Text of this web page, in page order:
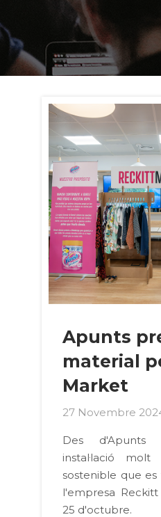
Apunts
material
Market
27 Novembre
Des d'Apunts
instal·lació
sostenible que
l'empresa
25 d'octubre.